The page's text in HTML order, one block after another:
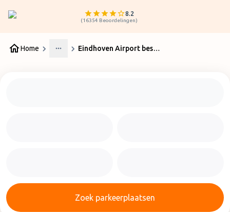
8.2
(16354 Beoordelingen)
Home
More
Eindhoven Airport bestemmingen
Zoek parkeerplaatsen